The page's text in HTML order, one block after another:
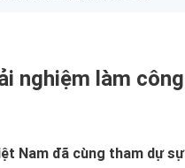
nghiệm làm
Nam đã cùng tham dự